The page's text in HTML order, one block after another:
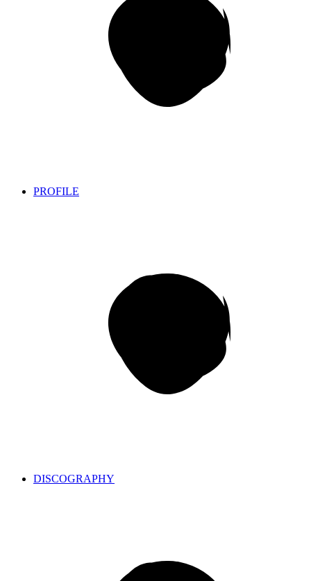
PROFILE
DISCOGRAPHY